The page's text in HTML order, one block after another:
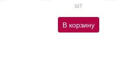
шт
В корзину